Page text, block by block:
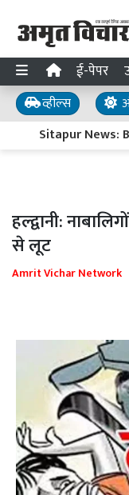
ई-पेपर
व्हील्स
Sitapur News:
हल्द्वानी:
से लूट
Amrit Vichar Network